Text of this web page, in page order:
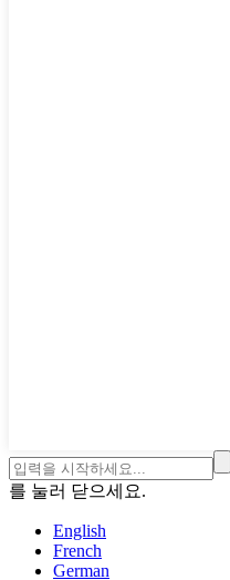
를 눌러 닫으세요.
English
French
German